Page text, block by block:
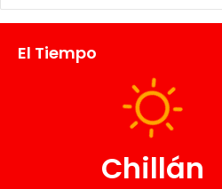
El Tiempo
Chillán